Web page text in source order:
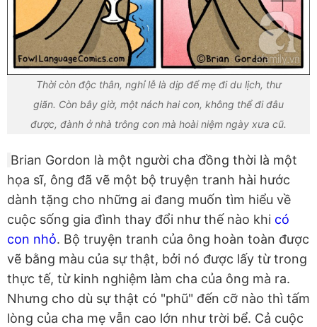
Thời còn độc thân, nghỉ lễ là dịp để mẹ đi du lịch, thư
giãn. Còn bây giờ, một nách hai con, không thể đi đâu
được, đành ở nhà trông con mà hoài niệm ngày xưa cũ.
Brian Gordon là một người cha đồng thời là một
họa sĩ, ông đã vẽ một bộ truyện tranh hài hước
dành tặng cho những ai đang muốn tìm hiểu về
cuộc sống gia đình thay đổi như thế nào khi có
con nhỏ. Bộ truyện tranh của ông hoàn toàn được
vẽ bằng màu của sự thật, bởi nó được lấy từ trong
thực tế, từ kinh nghiệm làm cha của ông mà ra.
Nhưng cho dù sự thật có "phũ" đến cỡ nào thì tấm
lòng của cha mẹ vẫn cao lớn như trời bể. Cả cuộc